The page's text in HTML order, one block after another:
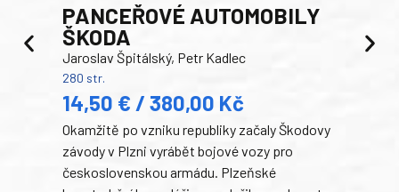
PANCEŘOVÉ AUTOMOBILY
ŠKODA
Jaroslav Špitálský, Petr Kadlec
280 str.
14,50 € / 380,00 Kč
Okamžitě po vzniku republiky začaly Škodovy
závody v Plzni vyrábět bojové vozy pro
československou armádu. Plzeňské